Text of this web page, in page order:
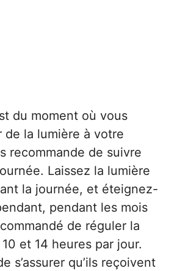
du moment où vous
de la lumière à votre
recommande de suivre
Laissez la lumière
la journée, et éteignez-
pendant les mois
de réguler la
et 14 heures par jour.
s’assurer qu’ils reçoivent